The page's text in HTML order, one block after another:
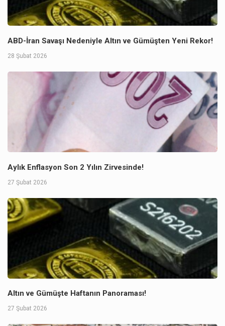
ABD-İran Savaşı Nedeniyle Altın ve Gümüşten Yeni Rekor!
28 Şubat 2026
Aylık Enflasyon Son 2 Yılın Zirvesinde!
27 Şubat 2026
Altın ve Gümüşte Haftanın Panoraması!
27 Şubat 2026